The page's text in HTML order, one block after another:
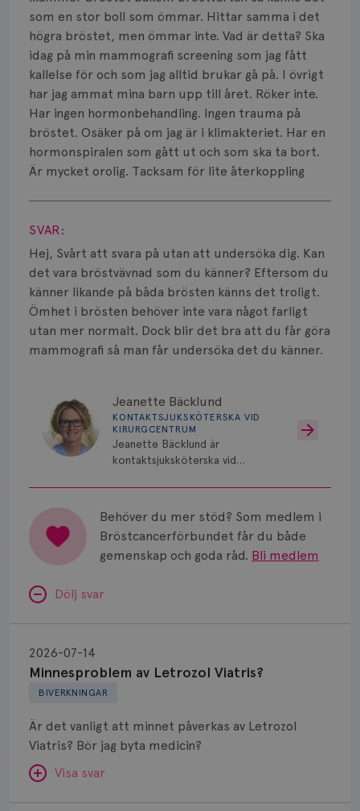
som en stor boll som ömmar. Hittar samma i det
högra bröstet, men ömmar inte. Vad är detta? Ska
idag på min mammografi screening som jag fått
kallelse för och som jag alltid brukar gå på. I övrigt
har jag ammat mina barn upp till året. Röker inte.
Har ingen hormonbehandling. Ingen trauma på
bröstet. Osäker på om jag är i klimakteriet. Har en
hormonspiralen som gått ut och som ska ta bort.
Är mycket orolig. Tacksam för lite återkoppling
Visa svar
SVAR:
Hej, Svårt att svara på utan att undersöka dig. Kan
det vara bröstvävnad som du känner? Eftersom du
känner likande på båda brösten känns det troligt.
Ömhet i brösten behöver inte vara något farligt
utan mer normalt. Dock blir det bra att du får göra
mammografi så man får undersöka det du känner.
Jeanette Bäcklund
KONTAKTSJUKSKÖTERSKA VID
KIRURGCENTRUM
Jeanette Bäcklund är
kontaktsjuksköterska vid
Universitetssjukhus i Umeå.
Behöver du mer stöd? Som medlem i
Bröstcancerförbundet får du både
gemenskap och goda råd. Bli medlem
Dölj svar
BIVERKNINGAR
Minnesproblem av Letrozol Viatris?
2026-07-14
Är det vanligt att minnet påverkas av Letrozol
Viatris? Bör jag byta medicin?
Visa svar
Letrozol
Viatris?
Läkemedel
Typ av bröstcancer
Smärta
Prognos
Risker
Spridd bröstcancer
Strålning
Vätska